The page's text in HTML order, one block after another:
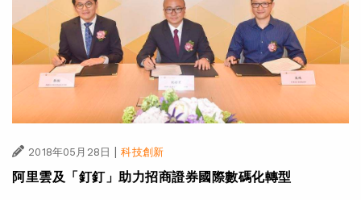
2018年05月28日 | 科技創新
阿里雲及「釘釘」助力招商證券國際數碼化轉型